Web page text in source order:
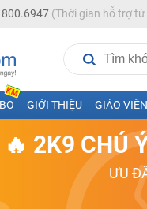
(Thời gian hỗ trợ từ
GIỚI THIỆU GIÁO VIÊN
🔥 2K9 CHÚ
ƯU
Toán - Lý - Hóa - Văn - Anh-
học và THCS năm học 2026-
giáo giỏi, nổi tiếng
giáo giỏi